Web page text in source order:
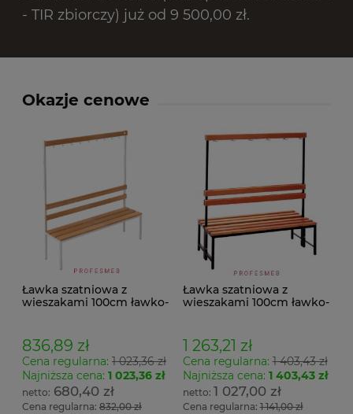
- TIR zbiorczy) już od 9 500,00 zł.
Okazje cenowe
Ławka szatniowa z
wieszakami 100cm ławko-
836,89 zł
Cena regularna: 1 023,36 zł
Najniższa cena: 1 023,36 zł
680,40 zł
Cena regularna: 832,00 zł
Ławka szatniowa z
wieszakami 100cm ławko-
1 263,21 zł
Cena regularna:1 403,43 zł
Najniższa cena: 1 403,43 zł
1 027,00 zł
Cena regularna:1 141,00 zł